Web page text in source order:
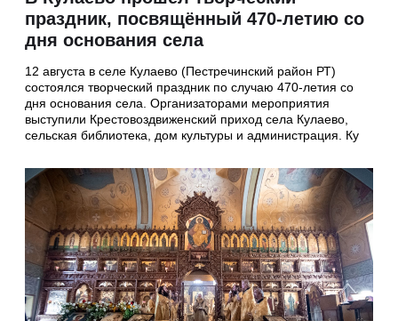
праздник, посвящённый 470-летию со
дня основания села
12 августа в селе Кулаево (Пестречинский район РТ)
состоялся творческий праздник по случаю 470-летия со
дня основания села. Организаторами мероприятия
выступили Крестовоздвиженский приход села Кулаево,
сельская библиотека, дом культуры и администрация. Ку